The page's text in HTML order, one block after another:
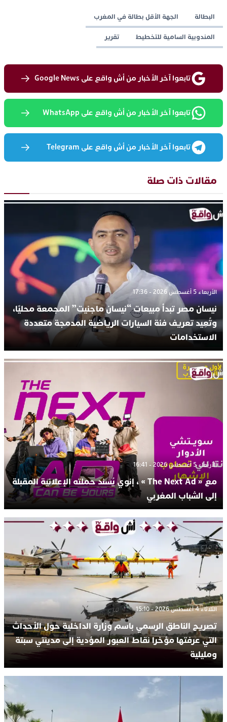
البطالة الجهة الأقل بطالة في المغرب
المندوبية السامية للتخطيط تقرير
تابعوا آخر الأخبار من أش واقع على Google News
تابعوا آخر الأخبار من أش واقع على WhatsApp
تابعوا آخر الأخبار من أش واقع على Telegram
مقالات ذات صلة
الأربعاء 5 أغسطس 2026 - 17:36
نيسان مصر تبدأ مبيعات “نيسان ماجنيت” المجمعة محليًا،
وتُعِيد تعريف فئة السيارات الرياضية المدمجة متعددة
الاستخدامات
الأربعاء 5 أغسطس 2026 - 16:41
مع « The Next Ad » ، إنوي يُسند حملته الإعلانية المقبلة
إلى الشباب المغربي
الثلاثاء 4 أغسطس 2026 - 15:10
تصريح الناطق الرسمي باسم وزارة الداخلية حول الأحداث
التي عرفتها مؤخرا نقاط العبور المؤدية إلى مدينتي سبتة
ومليلية